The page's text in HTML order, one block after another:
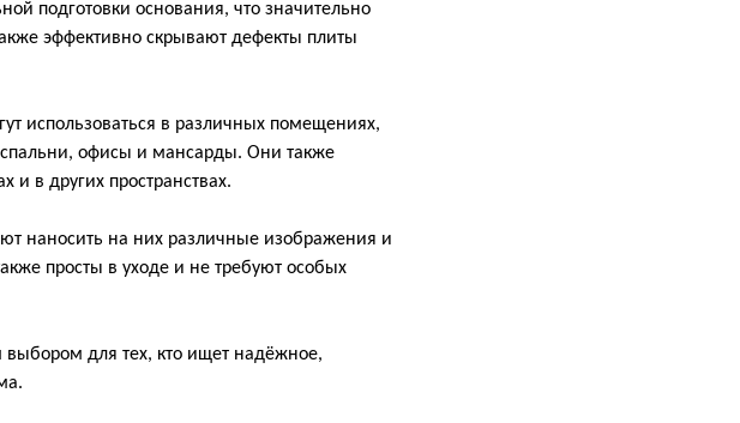
подготовки основания, что значительно
эффективно скрывают дефекты плиты
использоваться в различных помещениях,
офисы и мансарды. Они также
и в других пространствах.
наносить на них различные изображения и
просты в уходе и не требуют особых
для тех, кто ищет надёжное,